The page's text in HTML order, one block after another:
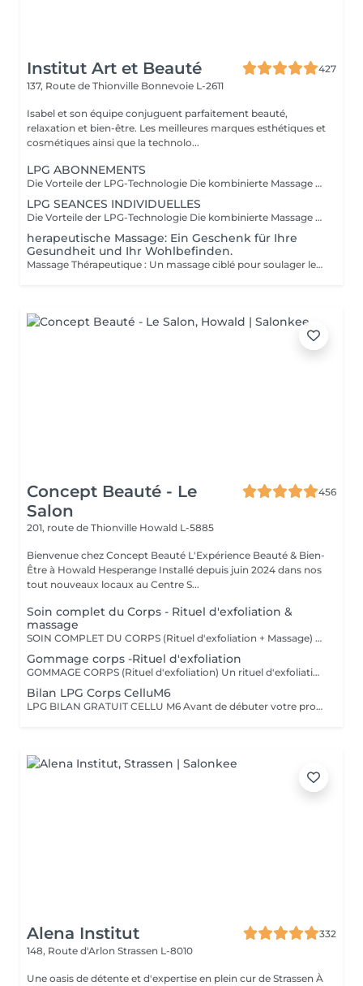
Institut Art et Beauté
427
137, Route de Thionville Bonnevoie L-2611
Isabel et son équipe conjuguent parfaitement beauté,
relaxation et bien-être. Les meilleures marques esthétiques et
cosmétiques ainsi que la technolo...
LPG ABONNEMENTS
Die Vorteile der LPG-Technologie Die kombinierte Massage und Saugwirkung des LPG Cellu M6 Medical bietet 100 % natürliche Schlankheits-, Anti-Aging- und therapeutische Lösungen durch schmerzfreie Massagen, die die zellulären Mechanismen auf natürliche Weise reaktivieren und verschiedene Vorteile bieten, die auf Ihre spezifischen Bedürfnisse zugeschnitten sind. Ästhetische Vorteile: Reduziert Cellulite, wobei das "Orangenhaut"-Erscheinungsbild allmählich verschwindet und die Haut wieder glatt und fest erscheint. Harmonisiert die Silhouette. Strafft und verbessert das Hautbild. Reduziert das Erscheinungsbild von Narben, Transplantaten und Verbrennungen. Therapeutische Vorteile: Verbessert die Lymph- und Blutzirkulation. Fördert die postoperative Genesung. Erzeugt eine entspannende Wirkung. Reduziert Muskelschmerzen. Lindert schwere Beine und geschwollene Knöchel. Bereitet den Körper auf körperliche Anstrengung vor. Erleichtert die Erholung nach dem Training: Muskelkater usw. Behandelt sportbedingte Beschwerden: Sehnenentzündungen, Muskelverletzungen usw. Sorgt für Entspannung und Muskelentspannung. Geschulte Praktiker: Carla Lisete Carla Marie Francesca Kümmern Sie sich noch heute um Ihren Körper und Ihre Schönheit mit der LPG-Technologie, um Ihre Haut und Ihren Körper für die kommenden Jahre vorzubereiten.
LPG SEANCES INDIVIDUELLES
Die Vorteile der LPG-Technologie Die kombinierte Massage und Saugwirkung des LPG Cellu M6 Medical bietet 100 % natürliche Schlankheits-, Anti-Aging- und therapeutische Lösungen durch schmerzfreie Massagen, die die zellulären Mechanismen auf natürliche Weise reaktivieren und verschiedene Vorteile bieten, die auf Ihre spezifischen Bedürfnisse zugeschnitten sind. Ästhetische Vorteile: Reduziert Cellulite, wobei das "Orangenhaut"-Erscheinungsbild allmählich verschwindet und die Haut wieder glatt und fest erscheint. Harmonisiert die Silhouette. Strafft und verbessert das Hautbild. Reduziert das Erscheinungsbild von Narben, Transplantaten und Verbrennungen. Therapeutische Vorteile: Verbessert die Lymph- und Blutzirkulation. Fördert die postoperative Genesung. Erzeugt eine entspannende Wirkung. Reduziert Muskelschmerzen. Lindert schwere Beine und geschwollene Knöchel. Bereitet den Körper auf körperliche Anstrengung vor. Erleichtert die Erholung nach dem Training: Muskelkater usw. Behandelt sportbedingte Beschwerden: Sehnenentzündungen, Muskelverletzungen usw. Sorgt für Entspannung und Muskelentspannung. Geschulte Praktiker: Carla Lisete Carla Marie Francesca Kümmern Sie sich noch heute um Ihren Körper und Ihre Schönheit mit der LPG-Technologie, um Ihre Haut und Ihren Körper für die kommenden Jahre vorzubereiten.
herapeutische Massage: Ein Geschenk für Ihre
Gesundheit und Ihr Wohlbefinden.
Massage Thérapeutique : Un massage ciblé pour soulager les tensions musculaires, réduire le stress, et rééquilibrer votre corps. Soulagement des Douleurs Musculaires : Les techniques de massage ciblent les zones de tension pour libérer les nuds musculaires et améliorer la flexibilité. Réduction du Stress : Les massages aident à abaisser les niveaux de cortisol, l'hormone du stress, ce qui favorise la détente et une meilleure gestion du stress. Amélioration du Bien-être Général : Ils stimulent la circulation sanguine, renforcent le système immunitaire, et contribuent à un meilleur sommeil, ce qui mène à une vie plus équilibrée. Au-delà du physique, ces massages favorisent une sensation de paix intérieure et de clarté mentale. Praticiennes Qualifiées : Experts dans diverses techniques de massage. Traitements Personnalisés : Séances adaptées à vos besoins spécifiques. Ambiance Apaisante : Un environnement relaxant. Une nouvelle manière de prendre soin de vous.
Concept Beauté - Le
Salon
456
201, route de Thionville Howald L-5885
Bienvenue chez Concept Beauté L'Expérience Beauté & Bien-
Être à Howald Hesperange Installé depuis juin 2024 dans nos
tout nouveaux locaux au Centre S...
Soin complet du Corps - Rituel d'exfoliation &
massage
SOIN COMPLET DU CORPS (Rituel d'exfoliation + Massage) Un soin divin combinant un gommage doux et un massage relaxant pour une peau sublimée et un corps détendu. L'exfoliation, réalisée avec le Body Strategist Scrub de Comfort Zone, élimine les cellules mortes, affine le grain de peau et prépare à l'absorption des actifs hydratants. Le massage qui suit nourrit et apaise la peau grâce aux textures veloutées et aux actifs régénérants des huiles de soin Comfort Zone, pour une sensation de bien-être absolu.
Gommage corps -Rituel d'exfoliation
GOMMAGE CORPS (Rituel d'exfoliation) Un rituel d'exfoliation délicat qui débarrasse la peau des impuretés et cellules mortes pour la laisser incroyablement douce et lumineuse. Nous utilisons le Body Strategist Scrub de Comfort Zone, un gommage aux particules naturelles qui stimule la microcirculation et révèle l'éclat de votre peau. Idéal avant un massage, un soin hydratant ou pour préparer la peau au bronzage.
Bilan LPG Corps CelluM6
LPG BILAN GRATUIT CELLU M6 Avant de débuter votre programme LPG, nous vous offrons un bilan personnalisé. Cette séance permet d'analyser votre peau, d'évaluer vos besoins et de définir ensemble le protocole le plus adapté à vos objectifs (fermeté, cellulite, drainage, remodelage). Grâce à la technologie brevetée LPG Endermologie, nous vous conseillons un programme sur-mesure pour optimiser vos résultats dès la première séance. Un accompagnement exclusif : En plus de votre programme LPG, bénéficiez des conseils d'une professionnelle, coach en nutrition et bien-être, pour des résultats optimisés et durables. Un suivi global pour retrouver une silhouette harmonieuse et une meilleure vitalité ! Le Lipomassage est une technique issu de l'endermologie ,c'est la solution aux problèmes de cellulite, de graisses localisées et de relachement cutané. Cellu M6 combine trois efets majeurs: - Le destockage : il active la lipolyse et stimule les adipocytes déclenchant la libération des graisses - Le raffermissement : il stimule les fibroblastes pour générer collagène et élastine - Le rescultage : il décloisonne les amas graisseux et agit sur les septas ( aspect capitons )
Alena Institut
332
148, Route d'Arlon Strassen L-8010
Une oasis de détente et d'expertise en plein cur de Strassen À